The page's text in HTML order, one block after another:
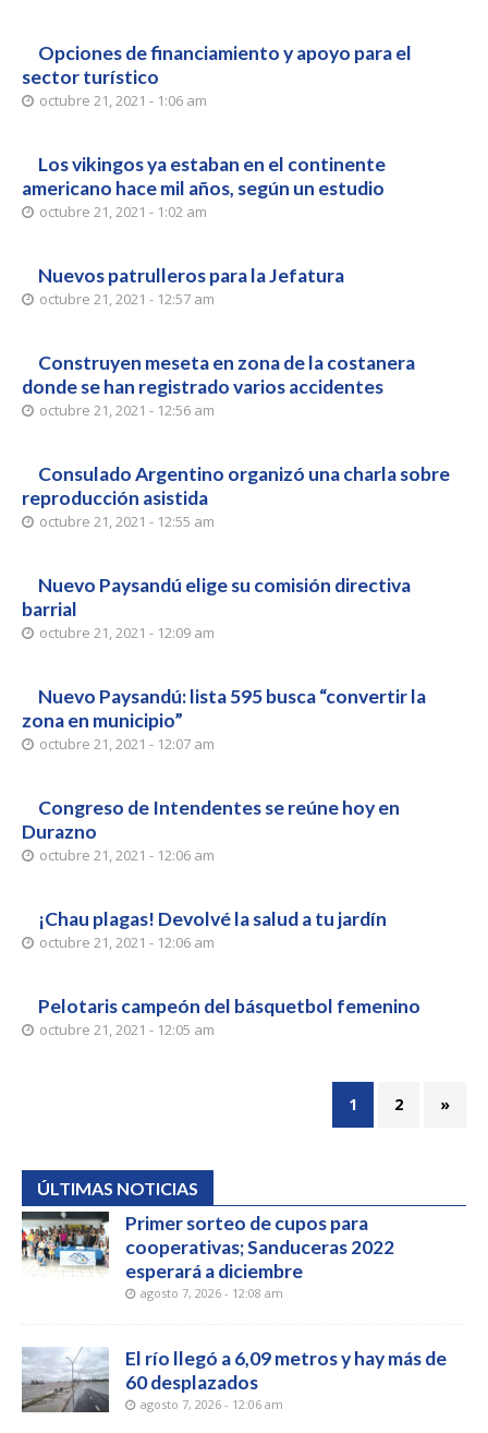
Opciones de financiamiento y apoyo para el
sector turístico
octubre 21, 2021 - 1:06 am
Los vikingos ya estaban en el continente
americano hace mil años, según un estudio
octubre 21, 2021 - 1:02 am
Nuevos patrulleros para la Jefatura
octubre 21, 2021 - 12:57 am
Construyen meseta en zona de la costanera
donde se han registrado varios accidentes
octubre 21, 2021 - 12:56 am
Consulado Argentino organizó una charla sobre
reproducción asistida
octubre 21, 2021 - 12:55 am
Nuevo Paysandú elige su comisión directiva
barrial
octubre 21, 2021 - 12:09 am
Nuevo Paysandú: lista 595 busca “convertir la
zona en municipio”
octubre 21, 2021 - 12:07 am
Congreso de Intendentes se reúne hoy en
Durazno
octubre 21, 2021 - 12:06 am
¡Chau plagas! Devolvé la salud a tu jardín
octubre 21, 2021 - 12:06 am
Pelotaris campeón del básquetbol femenino
octubre 21, 2021 - 12:05 am
1 2 »
ÚLTIMAS NOTICIAS
Primer sorteo de cupos para
cooperativas; Sanduceras 2022
esperará a diciembre
agosto 7, 2026 - 12:08 am
El río llegó a 6,09 metros y hay más de
60 desplazados
agosto 7, 2026 - 12:06 am